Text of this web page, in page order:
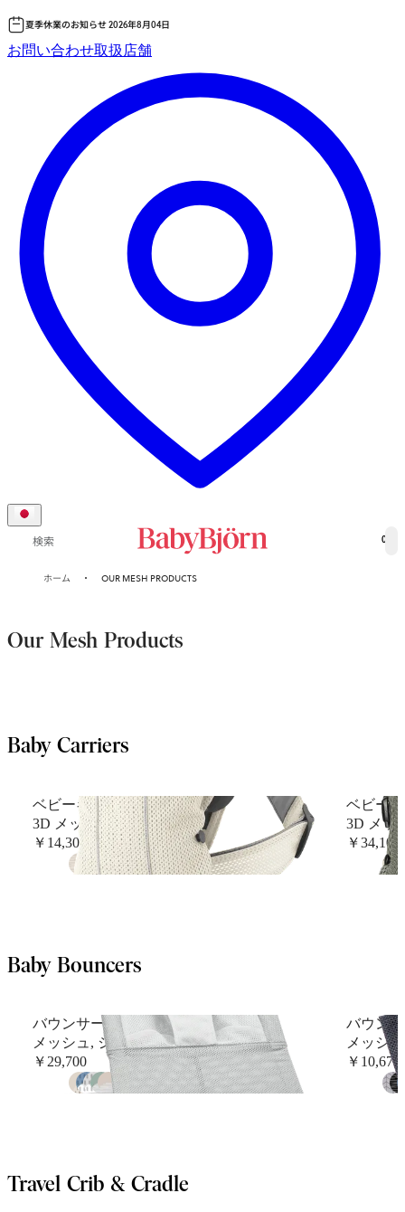
ン
ス
キッ
夏季休業のお知らせ 2026年8月04日
お問い合わせ取扱店舗
検索 0
ホーム OUR MESH PRODUCTS
Our Mesh Products
Baby Carriers
ベビーキャリア Mini
3D メッシュ, クリーム
￥14,300
+9
ベビー
3D メッ
￥34,100
Baby Bouncers
バウンサーバランス ソフト
メッシュ, シルバー／ホワイト
￥29,700
+8
バウン
メッシ
￥10,670
Travel Crib & Cradle